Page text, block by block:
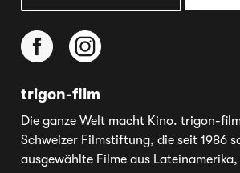
trigon-film
Die ganze Welt macht Kino. trigon-
Schweizer Filmstiftung, die seit 1986
ausgewählte Filme aus Lateinamerika,